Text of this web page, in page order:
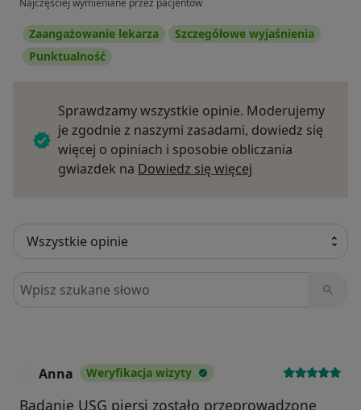
Zaangażowanie lekarza
Szczegółowe wyjaśnienia
Punktualność
Sprawdzamy wszystkie opinie. Moderujemy
je zgodnie z naszymi zasadami, dowiedz się
więcej o opiniach i sposobie obliczania
gwiazdek na Dowiedz się więcej
Szukaj w opiniach
Anna Weryfikacja wizyty
Badanie USG piersi zostało przeprowadzone